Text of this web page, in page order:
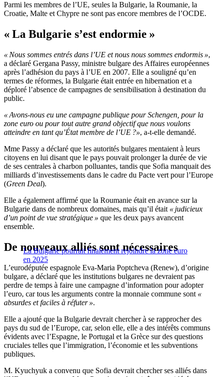
Parmi les membres de l’UE, seules la Bulgarie, la Roumanie, la
Croatie, Malte et Chypre ne sont pas encore membres de l’OCDE.
« La Bulgarie s’est endormie »
« Nous sommes entrés dans l’UE et nous nous sommes endormis »,
a déclaré Gergana Passy, ministre bulgare des Affaires européennes
après l’adhésion du pays à l’UE en 2007. Elle a souligné qu’en
termes de réformes, la Bulgarie était entrée en hibernation et a
déploré l’absence de campagnes de sensibilisation à destination du
public.
« Avons-nous eu une campagne publique pour Schengen, pour la
zone euro ou pour tout autre grand objectif que nous voulons
atteindre en tant qu’État membre de l’UE ?», a-t-elle demandé.
Mme Passy a déclaré que les autorités bulgares mentaient à leurs
citoyens en lui disant que le pays pouvait prolonger la durée de vie
de ses centrales à charbon polluantes, tandis que Sofia manquait des
milliards d’investissements dans le cadre du Pacte vert pour l’Europe
(Green Deal).
Elle a également affirmé que la Roumanie était en avance sur la
Bulgarie dans de nombreux domaines, mais qu’il était « judicieux
d’un point de vue stratégique » que les deux pays avancent
ensemble.
La Bulgarie pourrait finalement rejoindre la zone euro
en 2025
De nouveaux alliés sont nécessaires
L’eurodéputée espagnole Eva-Maria Poptcheva (Renew), d’origine
bulgare, a déclaré que les institutions bulgares ne devraient pas
perdre de temps à faire une campagne d’information pour adopter
l’euro, car tous les arguments contre la monnaie commune sont «
absurdes et faciles à réfuter ».
Elle a ajouté que la Bulgarie devrait chercher à se rapprocher des
pays du sud de l’Europe, car, selon elle, elle a des intérêts communs
évidents avec l’Espagne, le Portugal et la Grèce sur des questions
cruciales telles que l’immigration, l’économie et les subventions
publiques.
M. Kyuchyuk a convenu que Sofia devrait chercher ses alliés dans